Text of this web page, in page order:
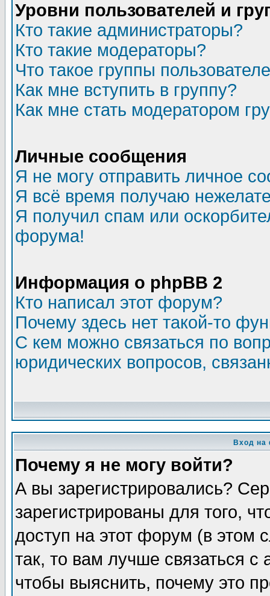
Уровни пользователей и
Кто такие администраторы?
Кто такие модераторы?
Что такое группы
Как мне вступить в группу?
Как мне стать модератором
Личные сообщения
Я не могу отправить личное
Я всё время получаю
Я получил спам или
форума!
Информация о phpBB 2
Кто написал этот форум?
Почему здесь нет такой-то
С кем можно связаться по
юридических вопросов,
Вход на
Почему я не могу войти?
А вы зарегистрировались?
зарегистрированы для того,
доступ на этот форум (в этом
так, то вам лучше связаться
чтобы выяснить, почему это